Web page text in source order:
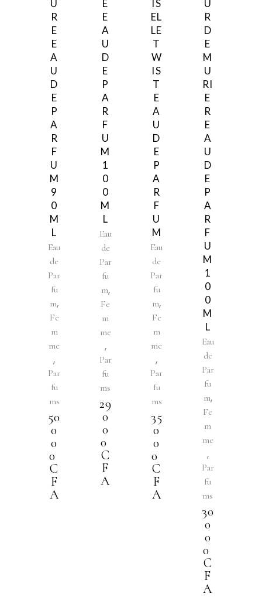
U
R
E
E
A
U
D
E
P
A
R
F
U
M
9
0
M
L
Eau
de
Par
fu
m,
Fe
m
me
,
Par
fu
ms
50
0
0
0
C
F
A
E
E
A
U
D
E
P
A
R
F
U
M
1
0
0
M
L
Eau
de
Par
fu
m,
Fe
m
me
,
Par
fu
ms
29
0
0
0
C
F
A
IS
EL
LE
T
W
IS
T
E
A
U
D
E
P
A
R
F
U
M
Eau
de
Par
fu
m,
Fe
m
me
,
Par
fu
ms
35
0
0
0
C
F
A
U
R
D
E
M
U
RI
E
R
E
A
U
D
E
P
A
R
F
U
M
1
0
0
M
L
Eau
de
Par
fu
m,
Fe
m
me
,
Par
fu
ms
30
0
0
0
C
F
A